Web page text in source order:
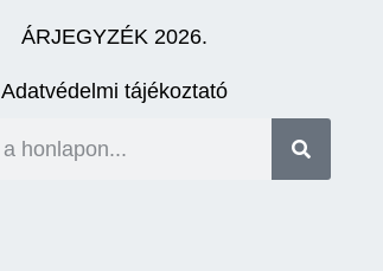
ÁRJEGYZÉK 2026.
Adatvédelmi tájékoztató